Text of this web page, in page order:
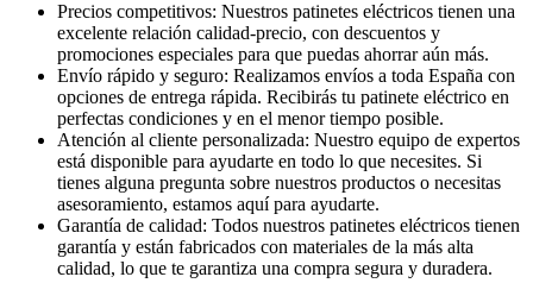
Precios competitivos: Nuestros patinetes eléctricos tienen una
excelente relación calidad-precio, con descuentos y
promociones especiales para que puedas ahorrar aún más.
Envío rápido y seguro: Realizamos envíos a toda España con
opciones de entrega rápida. Recibirás tu patinete eléctrico en
perfectas condiciones y en el menor tiempo posible.
Atención al cliente personalizada: Nuestro equipo de expertos
está disponible para ayudarte en todo lo que necesites. Si
tienes alguna pregunta sobre nuestros productos o necesitas
asesoramiento, estamos aquí para ayudarte.
Garantía de calidad: Todos nuestros patinetes eléctricos tienen
garantía y están fabricados con materiales de la más alta
calidad, lo que te garantiza una compra segura y duradera.